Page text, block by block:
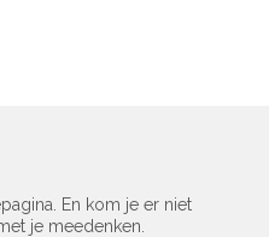
En kom je er niet
je meedenken.